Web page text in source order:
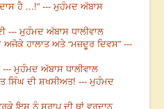
ਹੈ ...!” --- ਮੁਹੰਮਦ ਅੱਬਾਸ
--- ਮੁਹੰਮਦ ਅੱਬਾਸ ਧਾਲੀਵਾਲ
ਅਜੋਕੇ ਹਾਲਾਤ ਅਤੇ “ਮਜ਼ਦੂਰ ਦਿਵਸ” ---
ਮੁਹੰਮਦ ਅੱਬਾਸ ਧਾਲੀਵਾਲ
ਸਿੰਘ ਦੀ ਸ਼ਖਸੀਅਤ! --- ਮੁਹੰਮਦ
ਇਸ ਨੂੰ ਸਰਾਪ ਦੀ ਥਾਂ ਵਰਦਾਨ